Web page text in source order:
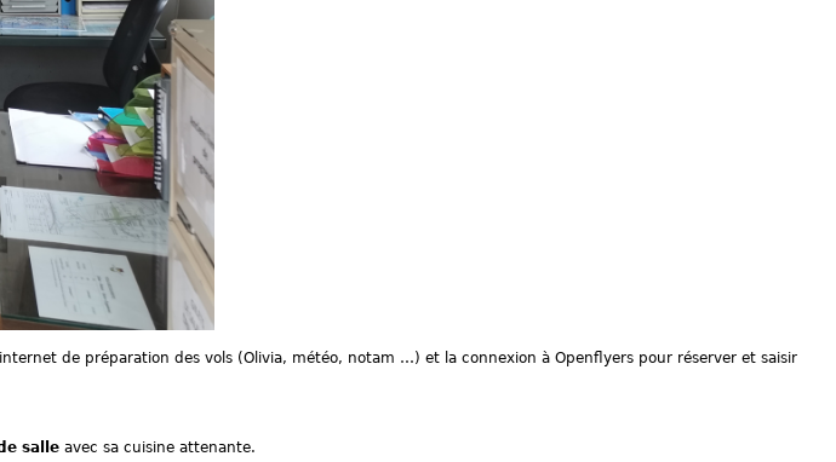
de préparation des vols (Olivia, météo, notam …) et la connexion à Openflyers pour réserver et saisir
salle avec sa cuisine attenante.